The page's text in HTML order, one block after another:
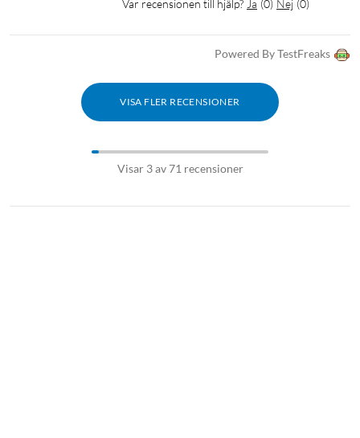
Var recensionen till hjälp? Ja (0) Nej (0)
Powered By TestFreaks
VISA FLER RECENSIONER
Visar 3 av 71 recensioner